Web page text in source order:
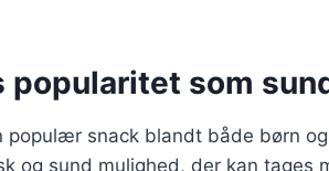
popularitet som
populær snack blandt både børn
og sund mulighed, der kan tages